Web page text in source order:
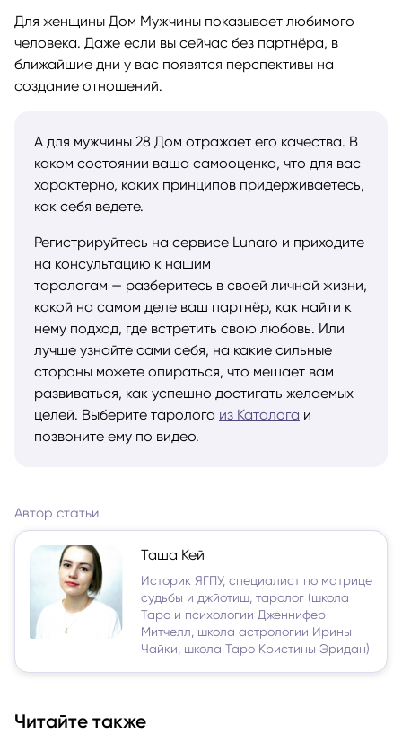
Для женщины Дом Мужчины показывает любимого
человека. Даже если вы сейчас без партнёра, в
ближайшие дни у вас появятся перспективы на
создание отношений.
А для мужчины 28 Дом отражает его качества. В
каком состоянии ваша самооценка, что для вас
характерно, каких принципов придерживаетесь,
как себя ведете.
Регистрируйтесь на сервисе Lunaro и приходите
на консультацию к нашим
тарологам — разберитесь в своей личной жизни,
какой на самом деле ваш партнёр, как найти к
нему подход, где встретить свою любовь. Или
лучше узнайте сами себя, на какие сильные
стороны можете опираться, что мешает вам
развиваться, как успешно достигать желаемых
целей. Выберите таролога из Каталога и
позвоните ему по видео.
Автор статьи
Таша Кей
Историк ЯГПУ, специалист по матрице
судьбы и джйотиш, таролог (школа
Таро и психологии Дженнифер
Митчелл, школа астрологии Ирины
Чайки, школа Таро Кристины Эридан)
Читайте также